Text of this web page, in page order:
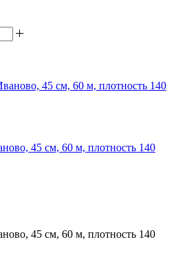
45 см, 60 м, плотность 140
45 см, 60 м, плотность 140